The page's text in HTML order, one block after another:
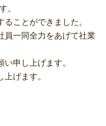
。
ことができました。
員一同全力をあげて社業
申し上げます。
げます。